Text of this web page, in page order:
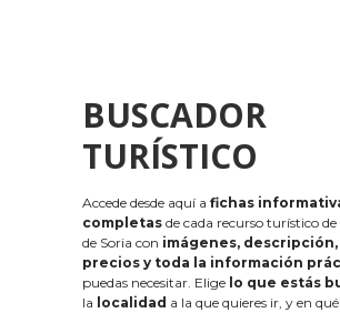
BUSCADOR
TURÍSTICO
Accede desde aquí a fichas
completas de cada recurso turístico
de Soria con imágenes,
precios y toda la información
puedas necesitar. Elige lo que estás
la localidad a la que quieres ir, y en qué